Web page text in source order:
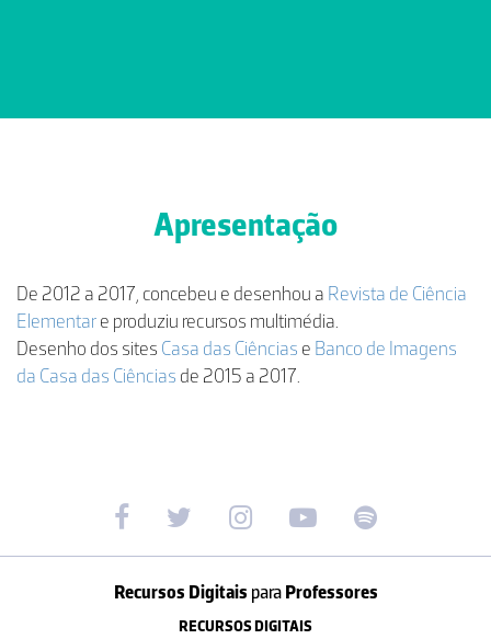
Apresentação
De 2012 a 2017, concebeu e desenhou a Revista de Ciência
Elementare produziu recursos multimédia.
Desenho dos sites Casa das Ciências e Banco de Imagens
da Casa das Ciências de 2015 a 2017.
Recursos Digitais paraProfessores
RECURSOS DIGITAIS